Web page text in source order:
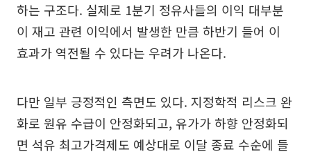
하는 구조다. 실제로 1분기 정유사들의 이익 대부분
이 재고 관련 이익에서 발생한 만큼 하반기 들어 이
효과가 역전될 수 있다는 우려가 나온다.
다만 일부 긍정적인 측면도 있다. 지정학적 리스크 완
화로 원유 수급이 안정화되고, 유가가 하향 안정화되
면 석유 최고가격제도 예상대로 이달 종료 수순에 들